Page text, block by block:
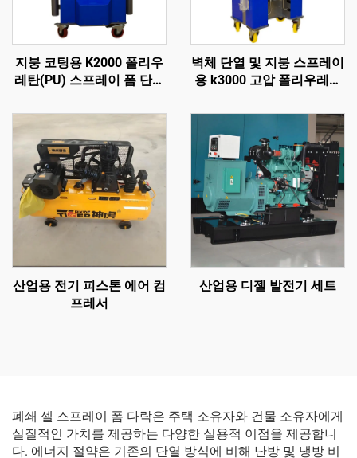
지붕 코팅용 K2000 폴리우
레탄(PU) 스프레이 폼 단열
벽체 단열 및 지붕 스프레이
용 k3000 고압 폴리우레탄
산업용 전기 피스톤 에어 컴
프레서
산업용 디젤 발전기 세트
폐쇄 셀 스프레이 폼 다락은 주택 소유자와 건물 소유자에게
실질적인 가치를 제공하는 다양한 실용적 이점을 제공합니
다. 에너지 절약은 기존의 단열 방식에 비해 난방 및 냉방 비